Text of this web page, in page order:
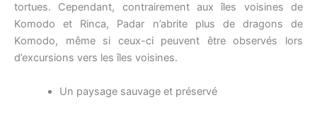
tortues. Cependant, contrairement aux îles voisines de
Komodo et Rinca, Padar n’abrite plus de dragons de
Komodo, même si ceux-ci peuvent être observés lors
d’excursions vers les îles voisines.
Un paysage sauvage et préservé